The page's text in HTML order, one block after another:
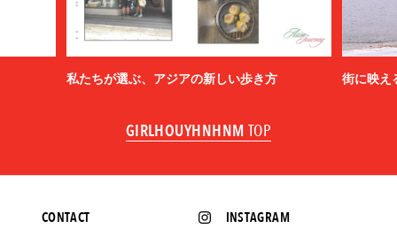
私たちが選ぶ、アジアの新しい歩き方 街に映え
GIRLHOUYHNHNM TOP
INSTAGRAM
CONTACT